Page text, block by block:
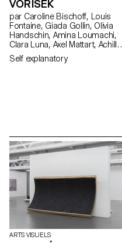
VORISEK
par Caroline Bischoff, Louis
Fontaine, Giada Gollin, Olivia
Handschin, Amina Loumachi,
Clara Luna, Axel Mattart, Achille
Meier, Charlie Schär, Jamie
Soria, Nayla Younes, Mayalène
Self explanatory
ARTS VISUELS